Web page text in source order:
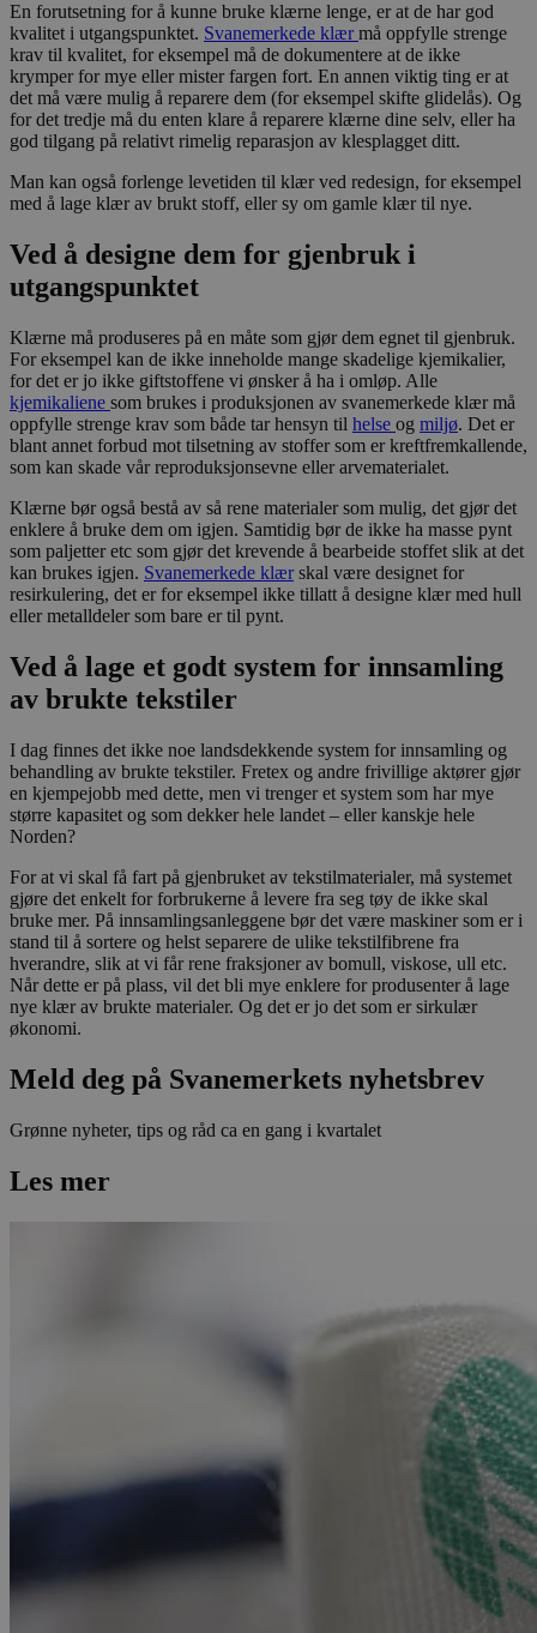
En forutsetning for å kunne bruke klærne lenge, er at de har god
kvalitet i utgangspunktet. Svanemerkede klærmå oppfylle strenge
krav til kvalitet, for eksempel må de dokumentere at de ikke
krymper for mye eller mister fargen fort. En annen viktig ting er at
det må være mulig å reparere dem (for eksempel skifte glidelås). Og
for det tredje må du enten klare å reparere klærne dine selv, eller ha
god tilgang på relativt rimelig reparasjon av klesplagget ditt.
Man kan også forlenge levetiden til klær ved redesign, for eksempel
med å lage klær av brukt stoff, eller sy om gamle klær til nye.
Ved å designe dem for gjenbruk i
utgangspunktet
Klærne må produseres på en måte som gjør dem egnet til gjenbruk.
For eksempel kan de ikke inneholde mange skadelige kjemikalier,
for det er jo ikke giftstoffene vi ønsker å ha i omløp. Alle
kjemikaliene som brukes i produksjonen av svanemerkede klær må
oppfylle strenge krav som både tar hensyn til helse og miljø. Det er
blant annet forbud mot tilsetning av stoffer som er kreftfremkallende,
som kan skade vår reproduksjonsevne eller arvematerialet.
Klærne bør også bestå av så rene materialer som mulig, det gjør det
enklere å bruke dem om igjen. Samtidig bør de ikke ha masse pynt
som paljetter etc som gjør det krevende å bearbeide stoffet slik at det
kan brukes igjen. Svanemerkede klærskal være designet for
resirkulering, det er for eksempel ikke tillatt å designe klær med hull
eller metalldeler som bare er til pynt.
Ved å lage et godt system for innsamling
av brukte tekstiler
I dag finnes det ikke noe landsdekkende system for innsamling og
behandling av brukte tekstiler. Fretex og andre frivillige aktører gjør
en kjempejobb med dette, men vi trenger et system som har mye
større kapasitet og som dekker hele landet – eller kanskje hele
Norden?
For at vi skal få fart på gjenbruket av tekstilmaterialer, må systemet
gjøre det enkelt for forbrukerne å levere fra seg tøy de ikke skal
bruke mer. På innsamlingsanleggene bør det være maskiner som er i
stand til å sortere og helst separere de ulike tekstilfibrene fra
hverandre, slik at vi får rene fraksjoner av bomull, viskose, ull etc.
Når dette er på plass, vil det bli mye enklere for produsenter å lage
nye klær av brukte materialer. Og det er jo det som er sirkulær
økonomi.
Meld deg på Svanemerkets nyhetsbrev
Grønne nyheter, tips og råd ca en gang i kvartalet
Les mer